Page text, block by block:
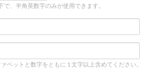
で、半角英数字のみが使用できます。
ベットと数字をともに 1 文字以上含めてください。